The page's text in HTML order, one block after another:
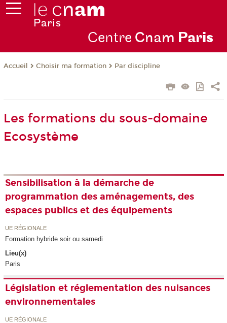
Centre Cnam Paris
Accueil Choisir ma formation Par discipline
Les formations du sous-domaine
Ecosystème
Sensibilisation à la démarche de
programmation des aménagements, des
espaces publics et des équipements
UE RÉGIONALE
Formation hybride soir ou samedi
Lieu(x)
Paris
Législation et réglementation des nuisances
environnementales
UE RÉGIONALE